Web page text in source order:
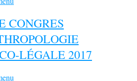
CONGRES
LÉGALE 2017